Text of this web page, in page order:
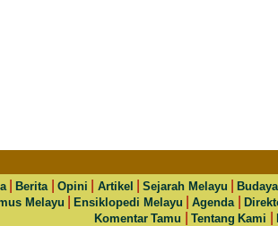
|Berita Opini Artikel |Sejarah Melayu |
Melayu
|Ensiklopedi Melayu |Agenda |
Komentar Tamu
|Tentang Kami |